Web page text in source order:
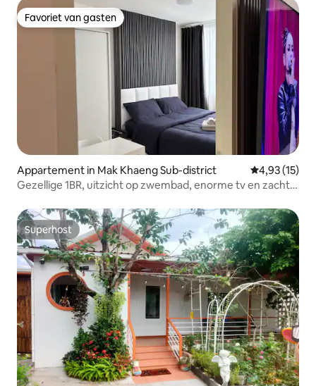
Favoriet van gasten
Favoriet van gasten
Appartement in Mak Khaeng Sub-district Gemiddelde
4,93 (15)
Gezellige 1BR, uitzicht op zwembad, enorme tv en zacht
Superhost
Superhost